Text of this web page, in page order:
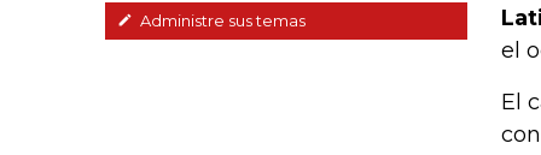
Administre sus temas
el
El